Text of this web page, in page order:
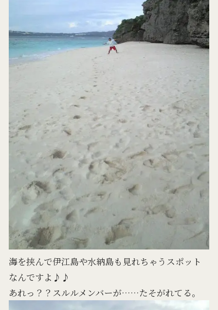
海を挟んで伊江島や水納島も見れちゃうスポット
なんですよ♪♪
あれっ？？スルルメンバーが……たそがれてる。